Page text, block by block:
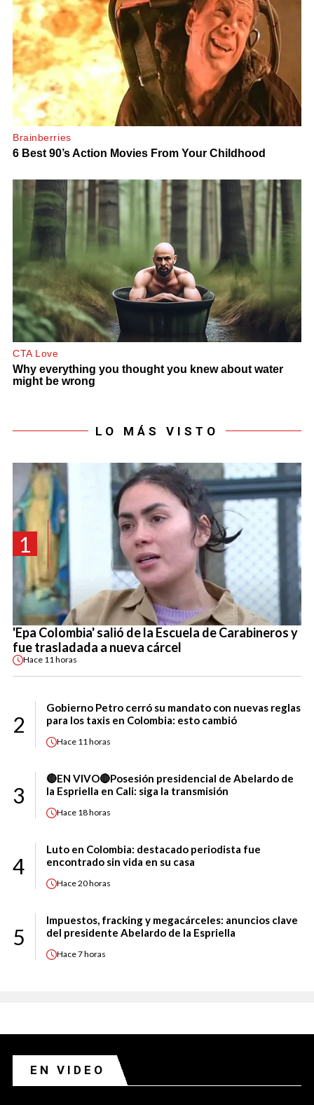
LO MÁS VISTO
1
'Epa Colombia' salió de la Escuela de Carabineros y
fue trasladada a nueva cárcel
Hace 11 horas
2
Gobierno Petro cerró su mandato con nuevas reglas
para los taxis en Colombia: esto cambió
Hace 11 horas
3
🔴EN VIVO🔴Posesión presidencial de Abelardo de
la Espriella en Cali: siga la transmisión
Hace 18 horas
4
Luto en Colombia: destacado periodista fue
encontrado sin vida en su casa
Hace20 horas
5
Impuestos, fracking y megacárceles: anuncios clave
del presidente Abelardo de la Espriella
Hace7 horas
EN VIDEO